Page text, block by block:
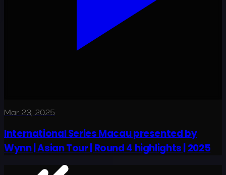
Mar 23, 2025
International Series Macau presented by
Wynn | Asian Tour | Round 4 highlights | 2025